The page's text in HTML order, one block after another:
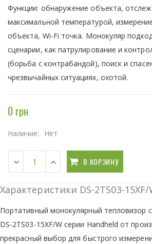
Функции: обнаружение объекта,
максимальной температурой,
объекта, Wi-Fi точка. Монокуляр
сценарии, как патрулирование и
(борьба с контрабандой), поиск и
чрезвычайных ситуациях, охотой.
0 грн
Наличие: Нет
В КОРЗИНУ
Характеристики DS-2TS03-15XF/
Портативный монокулярный тепловизор
DS-2TS03-15XF/W серии Handheld от
прекрасный выбор для быстрого